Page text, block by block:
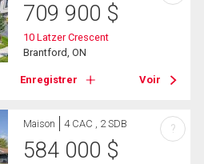
709 900 $
10 Latzer Crescent
Brantford, ON
Enregistrer Voir
Maison 4 CAC , 2 SDB
584 000 $
?